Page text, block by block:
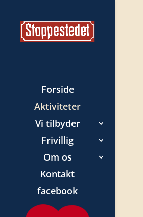
Forside
Aktiviteter
Vi tilbyder
Frivillig
Om os
Kontakt
facebook